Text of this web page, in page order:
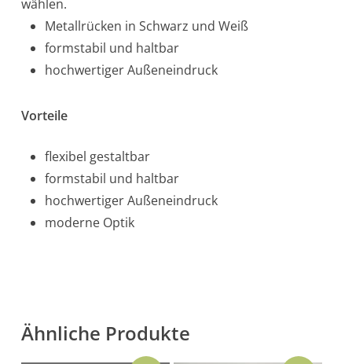
wählen.
Metallrücken in Schwarz und Weiß
formstabil und haltbar
hochwertiger Außeneindruck
Vorteile
flexibel gestaltbar
formstabil und haltbar
hochwertiger Außeneindruck
moderne Optik
Ähnliche Produkte